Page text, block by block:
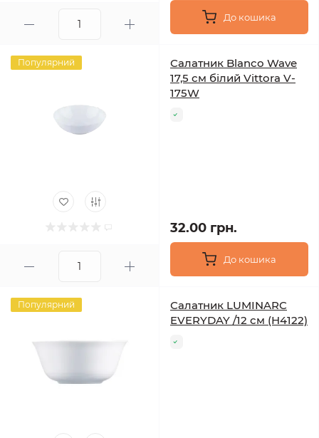
До кошика
Популярний
Салатник Blanco Wave
17,5 см білий Vittora V-
175W
32.00 грн.
До кошика
Популярний
Салатник LUMINARC
EVERYDAY /12 см (H4122)